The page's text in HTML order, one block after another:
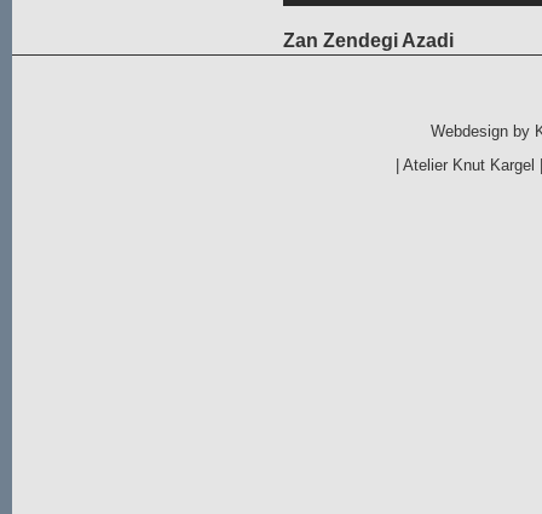
Zan Zendegi Azadi
Webdesign by
|Atelier Knut Kargel